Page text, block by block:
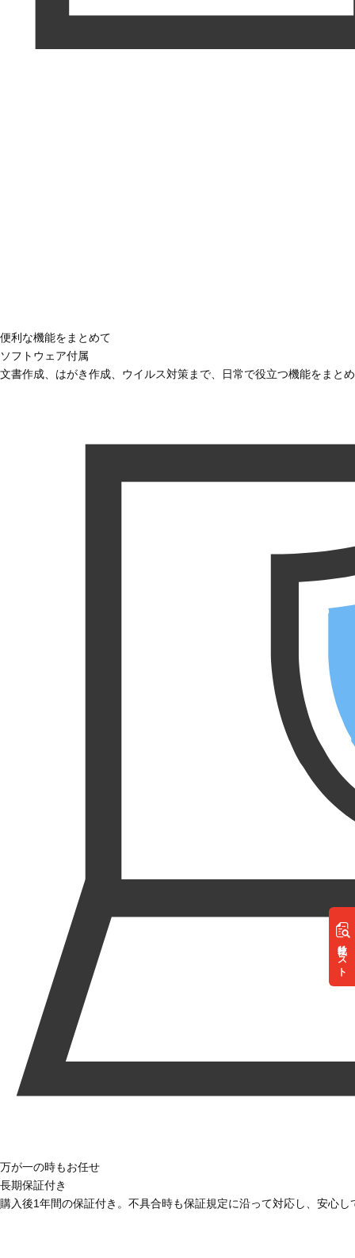
リスト
便利な機能をまとめて
ソフトウェア付属
文書作成、はがき作成、ウイルス対策まで、日常で役立つ機能をまと
万が一の時もお任せ
長期保証付き
購入後1年間の保証付き。不具合時も保証規定に沿って対応し、安心